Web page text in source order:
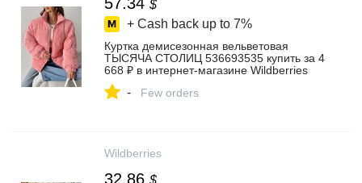
$
+ Cash back up to 7%
Куртка демисезонная вельветовая
ТЫСЯЧА СТОЛИЦ 536693535 купить за 4
668 ₽ в интернет‑магазине Wildberries
- Few orders
Wildberries
32.86 $